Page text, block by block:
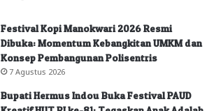
Festival Kopi Manokwari 2026 Resmi
Dibuka: Momentum Kebangkitan UMKM dan
Konsep Pembangunan Polisentris
7 Agustus 2026
Bupati Hermus Indou Buka Festival PAUD